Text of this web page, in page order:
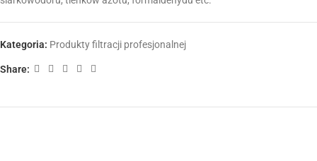
Kategoria: Produkty filtracji profesjonalnej
Share: